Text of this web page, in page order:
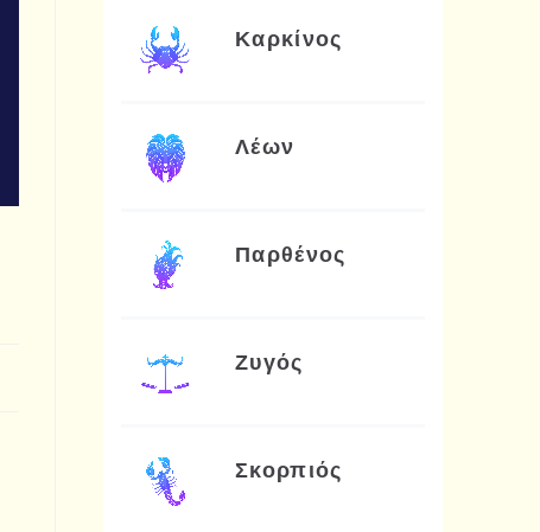
Καρκίνος
Λέων
Παρθένος
Ζυγός
Σκορπιός